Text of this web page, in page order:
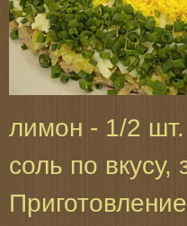
лимон - 1/2 шт.
соль по вкусу,